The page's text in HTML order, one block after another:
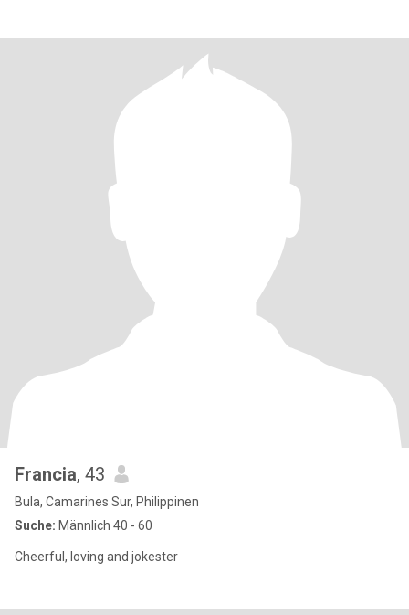
Francia, 43
Bula, Camarines Sur, Philippinen
Suche: Männlich 40 - 60
Cheerful, loving and jokester